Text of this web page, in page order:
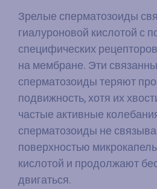
Зрелые сперматозоиды
гиалуроновой кислотой с
специфических
на мембране. Эти
сперматозоиды теряют
подвижность, хотя их
частые активные
сперматозоиды не
поверхностью
кислотой и продолжают
двигаться.